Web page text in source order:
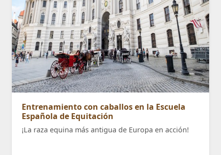
Entrenamiento con caballos en la Escuela
Española de Equitación
¡La raza equina más antigua de Europa en acción!